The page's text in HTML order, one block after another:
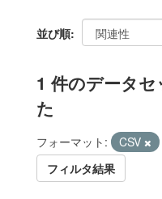
並び順
1 件のデータ
た
フォーマット: CSV
フィルタ結果